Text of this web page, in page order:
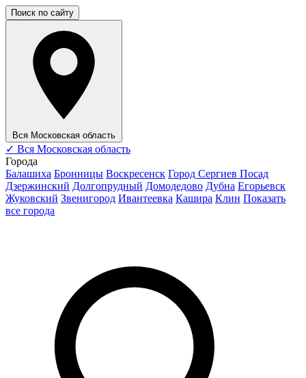
Поиск по сайту
Вся Московская область
✓ Вся Московская область
Города
Балашиха Бронницы Воскресенск Город Сергиев Посад
Дзержинский Долгопрудный Домодедово Дубна Егорьевск
Жуковский Звенигород Ивантеевка Кашира Клин Показать
все города